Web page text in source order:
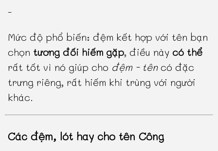
-
Mức độ phổ biến: đệm kết hợp với tên bạn
chọn tương đối hiếm gặp, điều này có thể
rất tốt vì nó giúp cho đệm - têncó đặc
trưng riêng, rất hiếm khi trùng với người
khác.
Các đệm, lót hay cho tên Công